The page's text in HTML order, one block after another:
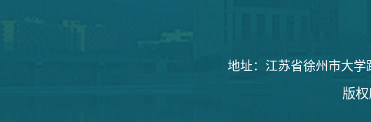
地址：江苏省徐州市大学
版